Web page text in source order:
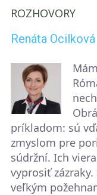
ROZHOVORY
Renáta Ocilková
príkladom: sú
zmyslom pre
súdržní. Ich
vyprosiť
veľkým